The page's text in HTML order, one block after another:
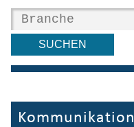
Kommunikation